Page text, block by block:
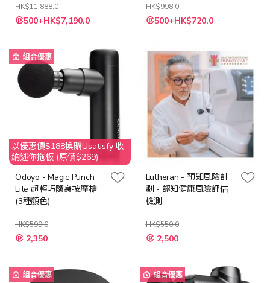
HK$11,888.0
特
殊 500+HK$7,190.0
HK$998.0
特
殊 500+HK$720.0
組合優惠
以優惠價$188換購Usatisfy 收
納迷你拖板 (原價$269)
Odoyo - Magic Punch
Lite 超輕巧隨身按摩槍
(3種顏色)
HK$599.0
2,350
Lutheran - 預知風險計
劃 - 認知健康風險評估
檢測
HK$550.0
特
殊 2,500
組合優惠 組合優惠